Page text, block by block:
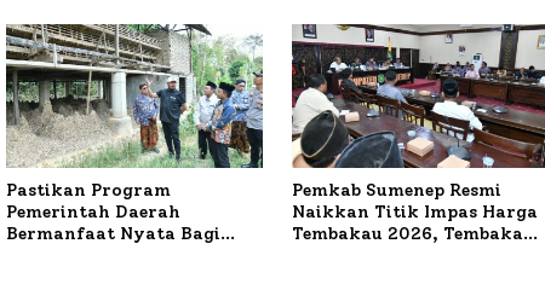
Pastikan Program
Pemerintah Daerah
Bermanfaat Nyata Bagi
Pemkab Sumenep Resmi
Naikkan Titik Impas Harga
Tembakau 2026, Tembakau